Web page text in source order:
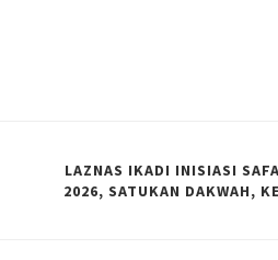
LAZNAS IKADI INISIASI
2026, SATUKAN DAKWAH,